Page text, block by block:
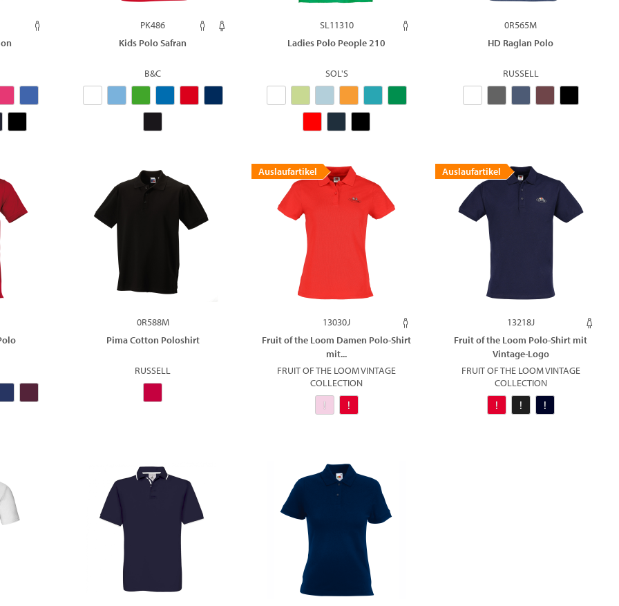
PK486
Kids Polo Safran
B&C
SL11310
Ladies Polo People 210
SOL'S
0R565M
HD Raglan Polo
RUSSELL
0R588M
Pima Cotton Poloshirt
RUSSELL
Auslaufartikel
13030J
Fruit of the Loom Damen Polo-Shirt
mit...
FRUIT OF THE LOOM VINTAGE
COLLECTION
Auslaufartikel
13218J
Fruit of the Loom Polo-Shirt mit
Vintage-Logo
FRUIT OF THE LOOM VINTAGE
COLLECTION